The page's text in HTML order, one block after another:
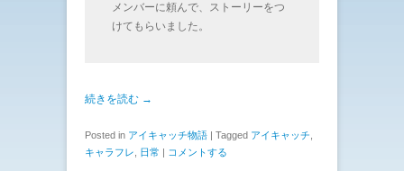
メンバーに頼んで、ストーリーをつ
けてもらいました。
続きを読む →
Posted in アイキャッチ物語 Tagged アイキャッチ
キャラフレ
日常 コメントする